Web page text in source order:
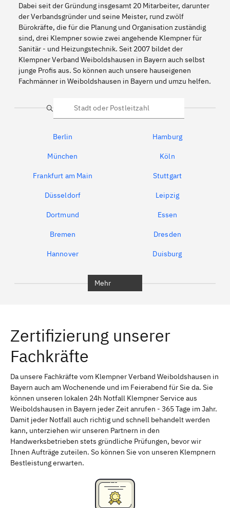
Dabei seit der Gründung insgesamt 20 Mitarbeiter, darunter
der Verbandsgründer und seine Meister, rund zwölf
Bürokräfte, die für die Planung und Organisation zuständig
sind, drei Klempner sowie zwei angehende Klempner für
Sanitär - und Heizungstechnik. Seit 2007 bildet der
Klempner Verband Weiboldshausen in Bayern auch selbst
junge Profis aus. So können auch unsere hauseigenen
Fachmänner in Weiboldshausen in Bayern und umzu helfen.
Suche
Berlin Hamburg
München Köln
Frankfurt am Main Stuttgart
Düsseldorf Leipzig
Dortmund Essen
Bremen Dresden
Hannover Duisburg
Erlangen Bamberg
Bayreuth
Schweinfurt Passau
Freising Rudelsdorf, Mittelfranken
Mehr
Zertifizierung unserer
Fachkräfte
Da unsere Fachkräfte vom Klempner Verband Weiboldshausen in
Bayern auch am Wochenende und im Feierabend für Sie da. Sie
können unseren lokalen 24h Notfall Klempner Service aus
Weiboldshausen in Bayern jeder Zeit anrufen - 365 Tage im Jahr.
Damit jeder Notfall auch richtig und schnell behandelt werden
kann, unterziehen wir unseren Partnern in den
Handwerksbetrieben stets gründliche Prüfungen, bevor wir
Ihnen Aufträge zuteilen. So können Sie von unseren Klempnern
Bestleistung erwarten.